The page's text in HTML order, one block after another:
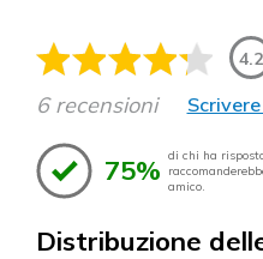
4.2
6 recensioni
75% di chi ha
amico.
Distribuzione